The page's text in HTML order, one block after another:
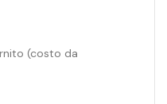
(costo da